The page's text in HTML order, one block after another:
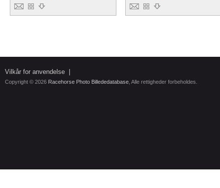
Vilkår for anvendelse
Copyright © 2026 Racehorse Photo Billededatabase , Alle rettigheder forbeholdes.